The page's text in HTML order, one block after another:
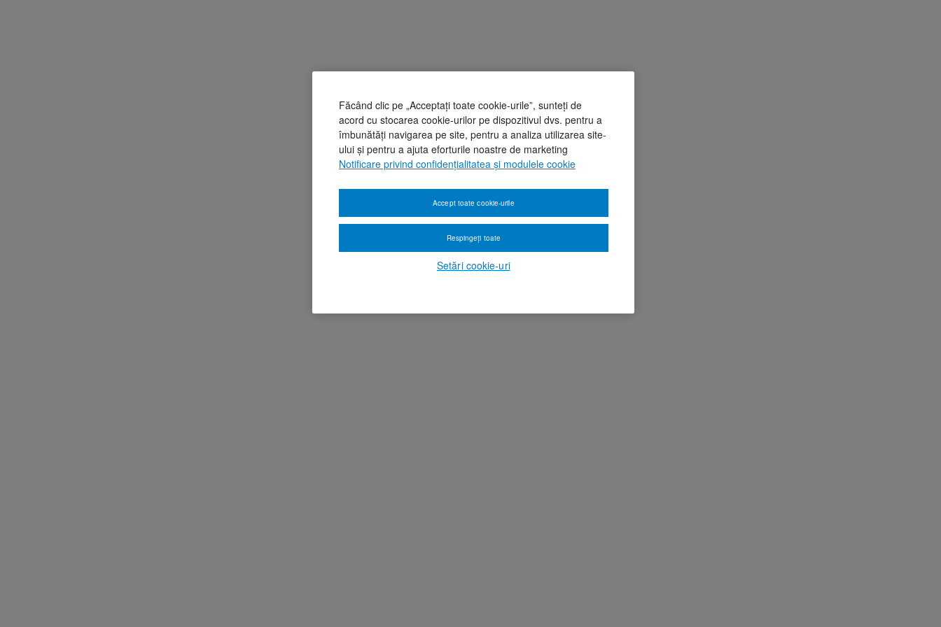
Făcând clic pe „Acceptați toate cookie-urile”, sunteți de
acord cu stocarea cookie-urilor pe dispozitivul dvs. pentru a
îmbunătăți navigarea pe site, pentru a analiza utilizarea site-
ului și pentru a ajuta eforturile noastre de marketing
Notificare privind confidențialitatea și modulele cookie
Setări cookie-uri
Respingeți toate
Accept toate cookie-urile